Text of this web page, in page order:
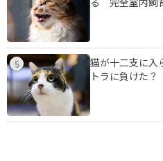
5
猫が十二支に
トラに負けた？